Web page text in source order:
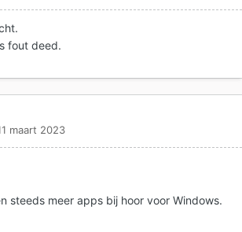
fout deed.
maart 2023
steeds meer apps bij hoor voor Windows.